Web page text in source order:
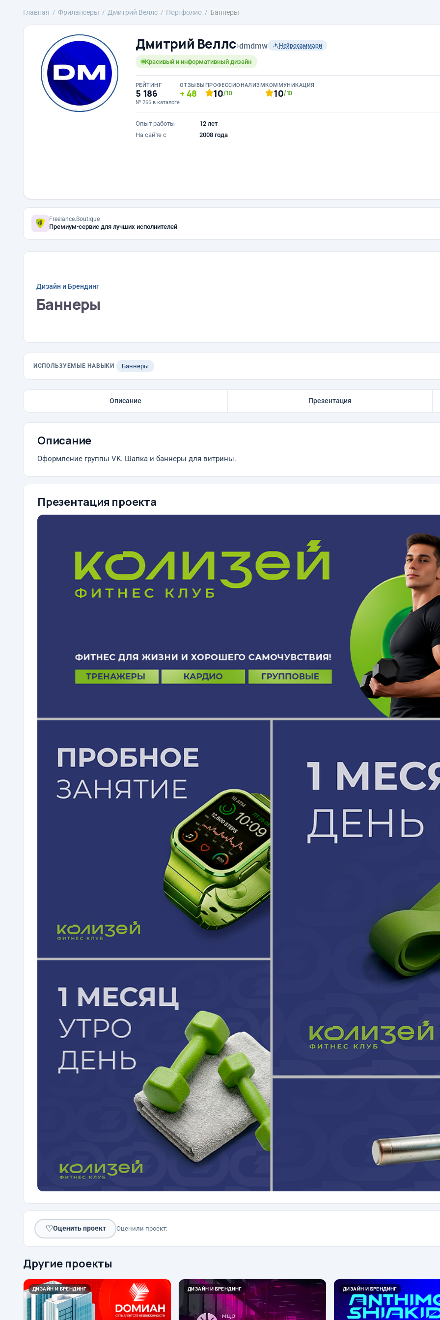
Главная Фрилансеры Дмитрий Веллс Портфолио Баннеры
Дмитрий Веллс›dmdmw Нейросаммари
Красивый и информативный дизайн
РЕЙТИНГ
5 186
№ 266 в каталоге
ОТЗЫВЫ
48
ПРОФЕССИОНАЛИЗМ
10/10
КОММУНИКАЦИЯ
10/10
Опыт работы
12 лет
На сайте с
2008 года
Freelance.Boutique
Премиум-сервис для лучших исполнителей
Дизайн и Брендинг
Баннеры
ИСПОЛЬЗУЕМЫЕ НАВЫКИ Баннеры
Описание Презентация
Описание
Оформление группы VK. Шапка и баннеры для витрины.
Презентация проекта
♡Оценить проект Оценили проект:
Другие проекты
ДИЗАЙН И БРЕНДИНГ ДИЗАЙН И БРЕНДИНГ ДИЗАЙН И БРЕНДИНГ